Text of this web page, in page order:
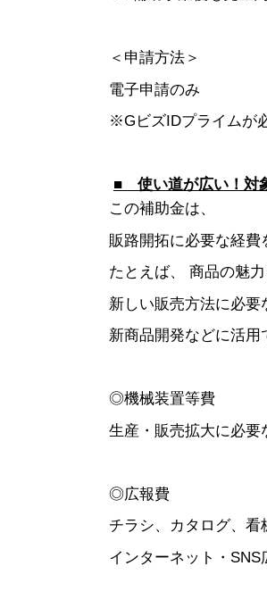
＜申請方法＞
電子申請のみ
※GビズIDプライムが
■ 使い道が広い！対
この補助金は、
販路開拓に必要な経費
たとえば、 商品の魅
新しい販売方法に必要
新商品開発などに活用
◎機械装置等費
生産・販売拡大に必
◎広報費
チラシ、カタログ、看
インターネット・SNS